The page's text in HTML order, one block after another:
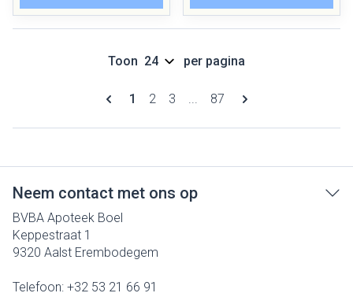
Pagina's
U lees momenteel pagina
1 Pagina
2 Pagina
3 ... Pagina
87
Toon per pagina
Neem contact met ons op
BVBA Apoteek Boel
Keppestraat 1
9320 Aalst Erembodegem
Telefoon: +32 53 21 66 91